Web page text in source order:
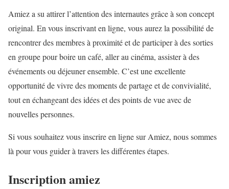
Amiez a su attirer l’attention des internautes grâce à son concept
original. En vous inscrivant en ligne, vous aurez la possibilité de
rencontrer des membres à proximité et de participer à des sorties
en groupe pour boire un café, aller au cinéma, assister à des
événements ou déjeuner ensemble. C’est une excellente
opportunité de vivre des moments de partage et de convivialité,
tout en échangeant des idées et des points de vue avec de
nouvelles personnes.
Si vous souhaitez vous inscrire en ligne sur Amiez, nous sommes
là pour vous guider à travers les différentes étapes.
Inscription amiez